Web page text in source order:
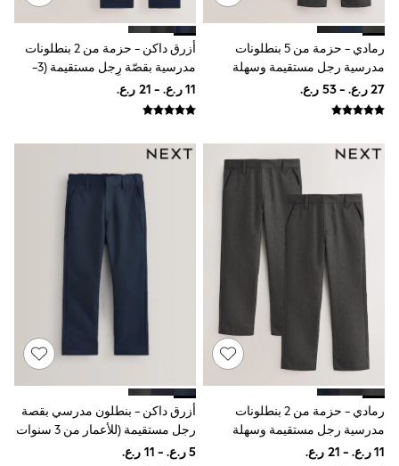
Sunglasses
Baby Holiday Shop
Baby Summer Nightwear
Dresses
Sets & Outfits
Rompers
Mens' Holiday Shop
Shirts
Linen Collection
Polo Shirts
Tops & T-Shirts
Trousers & Chinos
Jeans
Sandals
Shorts
Swimwear
Hats & Caps
Vests
Sunglasses
Beach Towels
Bags
Travel Bags
Luggage
Angel & Rocket
رمادي - حزمة من 5 بنطلونات
مدرسية رجل مستقيمة وسهلة
اللبس بحزام مطاطي (3-17سنة)
أزرق داكن - حزمة من 2 بنطلونات
مدرسية بقصّة رِجل مستقيمة (3-
17سنة)
رمادي - حزمة من 2 بنطلونات
مدرسية رجل مستقيمة وسهلة
اللبس بحزام مطاطي (3-17سنة)
أزرق داكن - بنطلون مدرسي بقصة
رجل مستقيمة (للأعمار من 3 سنوات
إلى 17 سنة)